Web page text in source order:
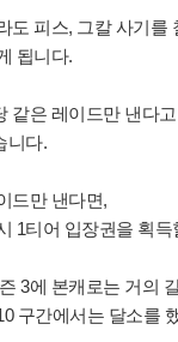
도 피스, 그칼 사기를
됩니다.
같은 레이드만 낸다
니다.
드만 낸다면,
1티어 입장권을 획
3에 본캐로는 거의
구간에서는 달소를